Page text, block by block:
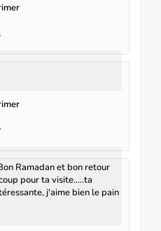
Ramadan et bon retour
pour ta visite.....ta
j'aime bien le pain